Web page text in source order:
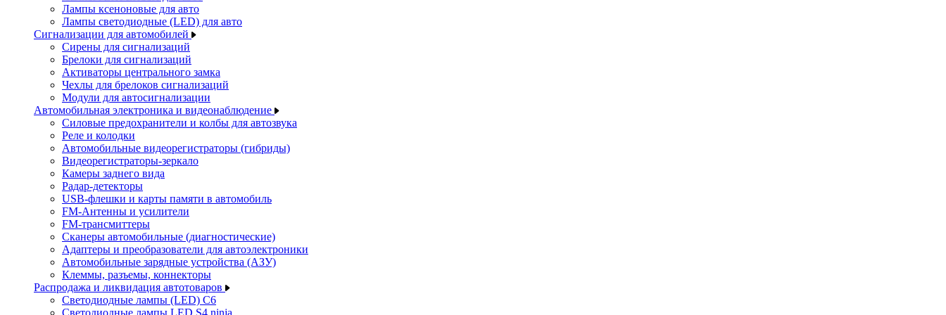
Лампы ксеноновые для авто
Лампы светодиодные (LED) для авто
Сигнализации для автомобилей
Сирены для сигнализаций
Брелоки для сигнализаций
Активаторы центрального замка
Чехлы для брелоков сигнализаций
Модули для автосигнализации
Автомобильная электроника и видеонаблюдение
Силовые предохранители и колбы для автозвука
Реле и колодки
Автомобильные видеорегистраторы (гибриды)
Видеорегистраторы-зеркало
Камеры заднего вида
Радар-детекторы
USB-флешки и карты памяти в автомобиль
FM-Антенны и усилители
FM-трансмиттеры
Сканеры автомобильные (диагностические)
Адаптеры и преобразователи для автоэлектроники
Автомобильные зарядные устройства (АЗУ)
Клеммы, разъемы, коннекторы
Распродажа и ликвидация автотоваров
Светодиодные лампы (LED) C6
Светодиодные лампы LED S4 ninja